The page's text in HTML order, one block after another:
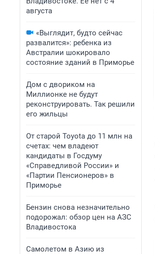
августа
«Выглядит, будто сейчас
развалится»: ребенка из
Австралии шокировало
состояние зданий в Приморье
Дом с двориком на
Миллионке не будут
реконструировать. Так решили
его жильцы
От старой Toyota до 11 млн на
счетах: чем владеют
кандидаты в Госдуму
«Справедливой России» и
«Партии Пенсионеров» в
Приморье
Бензин снова незначительно
подорожал: обзор цен на АЗС
Владивостока
Самолетом в Азию из